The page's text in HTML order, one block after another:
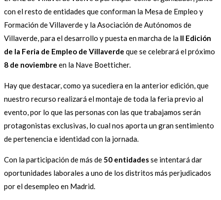
con el resto de entidades que conforman la Mesa de Empleo y
Formación de Villaverde y la Asociación de Autónomos de
Villaverde, para el desarrollo y puesta en marcha de la II Edición
de la Feria de Empleo de Villaverde que se celebrará el próximo
8 de noviembre en la Nave Boetticher.
Hay que destacar, como ya sucediera en la anterior edición, que
nuestro recurso realizará el montaje de toda la feria previo al
evento, por lo que las personas con las que trabajamos serán
protagonistas exclusivas, lo cual nos aporta un gran sentimiento
de pertenencia e identidad con la jornada.
Con la participación de más de50 entidadesse intentará dar
oportunidades laborales a uno de los distritos más perjudicados
por el desempleo en Madrid.